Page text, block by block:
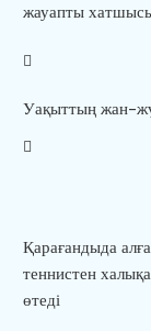
жауапты
Уақыттың жан-
Қарағандыда
теннистен
өтеді